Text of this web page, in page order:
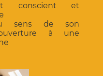
conscient et
sens de son
à une